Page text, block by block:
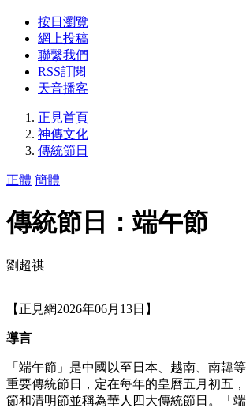
按日瀏覽
網上投稿
聯繫我們
RSS訂閱
天音播客
正見首頁
神傳文化
傳統節日
正體 簡體
傳統節日：端午節
劉超祺
【正見網2026年06月13日】
導言
「端午節」是中國以至日本、越南、南韓
重要傳統節日，定在每年的皇曆五月初五
節和清明節並稱為華人四大傳統節日。「